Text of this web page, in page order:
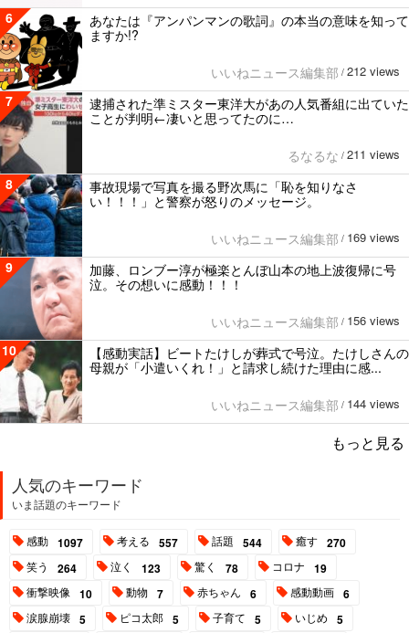
6
あなたは『アンパンマンの歌詞』の本当の意味を知って
ますか!?
いいねニュース編集部 / 212 views
7
逮捕された準ミスター東洋大があの人気番組に出ていた
ことが判明←凄いと思ってたのに…
るなるな / 211 views
8
事故現場で写真を撮る野次馬に「恥を知りなさ
い！！！」と警察が怒りのメッセージ。
いいねニュース編集部 / 169 views
9
加藤、ロンブー淳が極楽とんぼ山本の地上波復帰に号
泣。その想いに感動！！！
いいねニュース編集部 / 156 views
10
【感動実話】ビートたけしが葬式で号泣。たけしさんの
母親が「小遣いくれ！」と請求し続けた理由に感...
いいねニュース編集部 / 144 views
もっと見る
人気のキーワード
いま話題のキーワード
感動 1097 考える 557 話題 544 癒す 270
笑う 264 泣く 123 驚く 78 コロナ 19
衝撃映像 10 動物 7 赤ちゃん 6 感動動画 6
涙腺崩壊 5 ピコ太郎 5 子育て 5 いじめ 5